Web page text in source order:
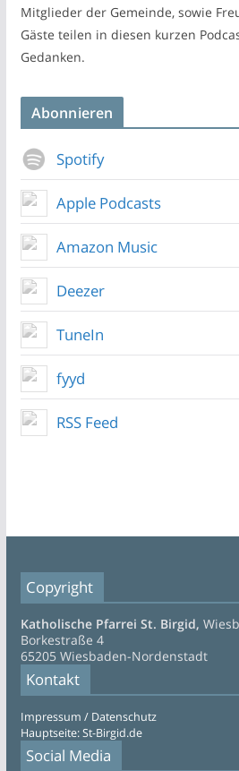
Mitglieder der Gemeinde, sowie
Gäste teilen in diesen kurzen
Gedanken.
Abonnieren
Spotify
Apple Podcasts
Amazon Music
Deezer
TuneIn
fyyd
RSS Feed
Copyright
Katholische Pfarrei St. Birgid,
Borkestraße 4
65205 Wiesbaden-Nordenstadt
Kontakt
Impressum / Datenschutz
Hauptseite: St-Birgid.de
Social Media